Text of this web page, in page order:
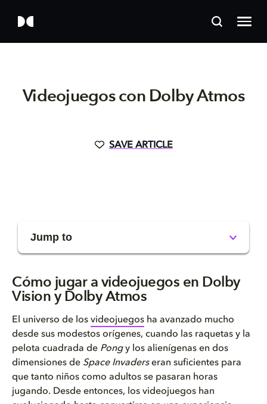
Videojuegos con Dolby Atmos
SAVE ARTICLE
Jump to
¿Cómo mejora Dolby Atmos la ex...
Cómo jugar a videojuegos en Do...
Cómo jugar a videojuegos en Dolby
Vision y Dolby Atmos
El universo de los videojuegos ha avanzado mucho
desde sus modestos orígenes, cuando las raquetas y la
pelota cuadrada de Pongy los alienígenas en dos
dimensiones de Space Invaderseran suficientes para
que tanto niños como adultos se pasaran horas
jugando. Desde entonces, los videojuegos han